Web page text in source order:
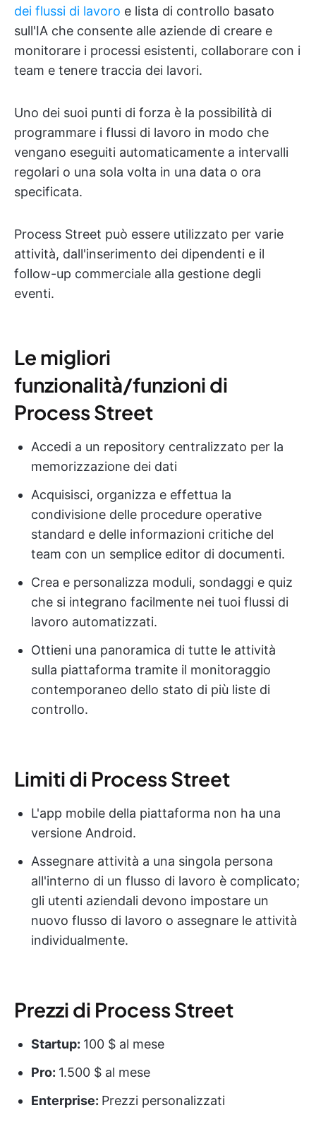
dei flussi di lavoro e lista di controllo basato
sull'IA che consente alle aziende di creare e
monitorare i processi esistenti, collaborare con i
team e tenere traccia dei lavori.
Uno dei suoi punti di forza è la possibilità di
programmare i flussi di lavoro in modo che
vengano eseguiti automaticamente a intervalli
regolari o una sola volta in una data o ora
specificata.
Process Street può essere utilizzato per varie
attività, dall'inserimento dei dipendenti e il
follow-up commerciale alla gestione degli
eventi.
Le migliori
funzionalità/funzioni di
Process Street
Accedi a un repository centralizzato per la
memorizzazione dei dati
Acquisisci, organizza e effettua la
condivisione delle procedure operative
standard e delle informazioni critiche del
team con un semplice editor di documenti.
Crea e personalizza moduli, sondaggi e quiz
che si integrano facilmente nei tuoi flussi di
lavoro automatizzati.
Ottieni una panoramica di tutte le attività
sulla piattaforma tramite il monitoraggio
contemporaneo dello stato di più liste di
controllo.
Limiti di Process Street
L'app mobile della piattaforma non ha una
versione Android.
Assegnare attività a una singola persona
all'interno di un flusso di lavoro è complicato;
gli utenti aziendali devono impostare un
nuovo flusso di lavoro o assegnare le attività
individualmente.
Prezzi di Process Street
Startup: 100 $ al mese
Pro: 1.500 $ al mese
Enterprise: Prezzi personalizzati